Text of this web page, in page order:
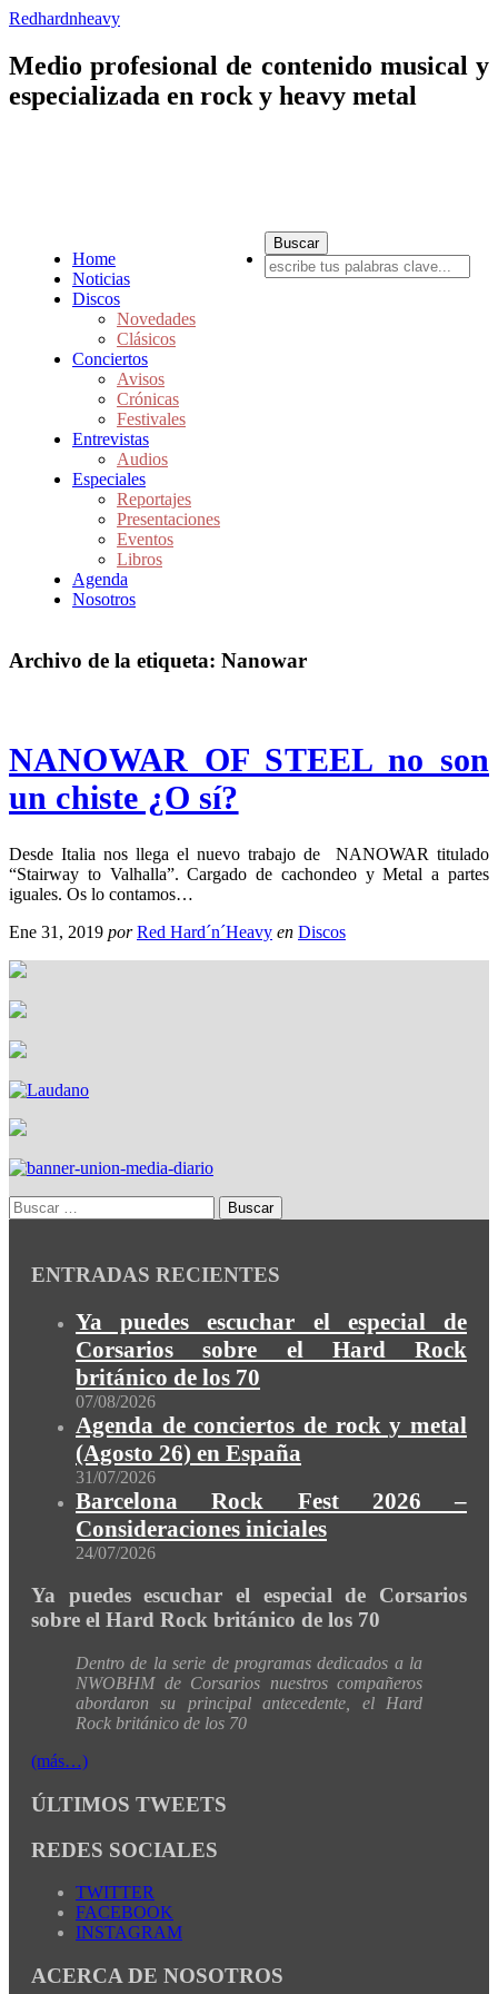
Redhardnheavy
Medio profesional de contenido musical y
especializada en rock y heavy metal
Home
Noticias
Discos
Novedades
Clásicos
Conciertos
Avisos
Crónicas
Festivales
Entrevistas
Audios
Especiales
Reportajes
Presentaciones
Eventos
Libros
Agenda
Nosotros
Archivo de la etiqueta: Nanowar
NANOWAR OF STEEL no son
un chiste ¿O sí?
Desde Italia nos llega el nuevo trabajo de NANOWAR titulado
“Stairway to Valhalla”. Cargado de cachondeo y Metal a partes
iguales. Os lo contamos…
Ene 31, 2019 por Red Hard´n´Heavy en Discos
ENTRADAS RECIENTES
Ya puedes escuchar el especial de
Corsarios sobre el Hard Rock
británico de los 70
07/08/2026
Agenda de conciertos de rock y metal
(Agosto 26) en España
31/07/2026
Barcelona Rock Fest 2026 –
Consideraciones iniciales
24/07/2026
Ya puedes escuchar el especial de Corsarios
sobre el Hard Rock británico de los 70
Dentro de la serie de programas dedicados a la
NWOBHM de Corsarios nuestros compañeros
abordaron su principal antecedente, el Hard
Rock británico de los 70
(más…)
ÚLTIMOS TWEETS
REDES SOCIALES
TWITTER
FACEBOOK
INSTAGRAM
ACERCA DE NOSOTROS